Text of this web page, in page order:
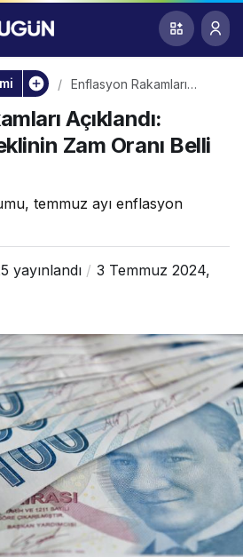
Enflasyon Rakamları
Emeklinin Zam Oranı Belli
Oldu!
Açıklandı:
Zam Oranı Belli
temmuz ayı enflasyon
yayınlandı
3 Temmuz 2024,
0